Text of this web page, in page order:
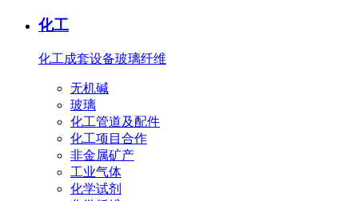
化工
化工成套设备玻璃纤维
无机碱
玻璃
化工管道及配件
化工项目合作
非金属矿产
工业气体
化学试剂